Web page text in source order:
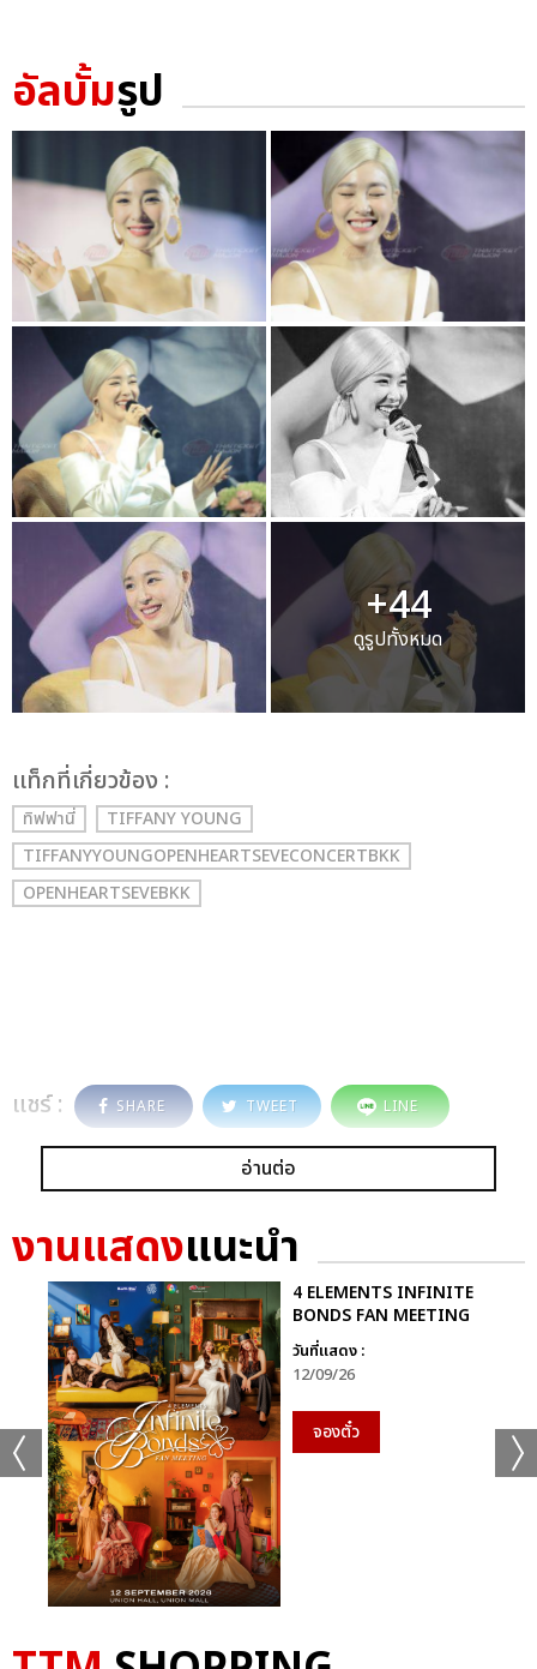
อัลบั้มรูป
+44
ดูรูปทั้งหมด
เเท็กที่เกี่ยวข้อง :
ทิฟฟานี่
TIFFANY YOUNG
TIFFANYYOUNGOPENHEARTSEVECONCERTBKK
OPENHEARTSEVEBKK
แชร์ : SHARE TWEET LINE
อ่านต่อ
งานแสดงแนะนำ
4 ELEMENTS INFINITE
BONDS FAN MEETING
วันที่แสดง :
12/09/26
จองตั๋ว